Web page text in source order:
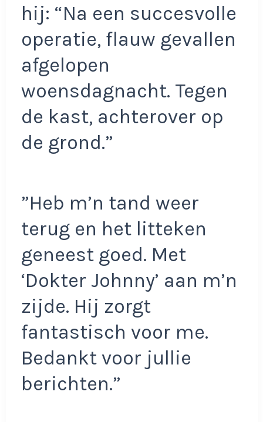
hij: “Na een succesvolle
operatie, flauw gevallen
afgelopen
woensdagnacht. Tegen
de kast, achterover op
de grond.”
”Heb m’n tand weer
terug en het litteken
geneest goed. Met
‘Dokter Johnny’ aan m’n
zijde. Hij zorgt
fantastisch voor me.
Bedankt voor jullie
berichten.”